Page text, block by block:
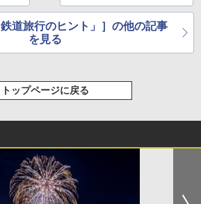
鉄道旅行のヒント」］の他の記事
を見る
トップページに戻る